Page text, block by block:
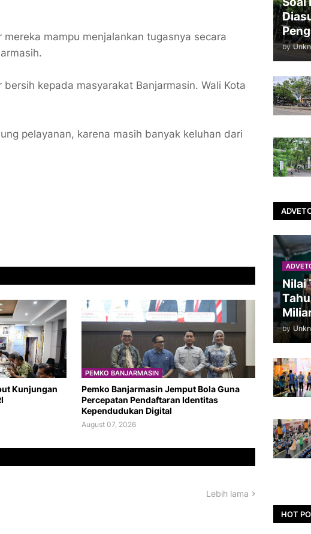
mampu menjalankan tugasnya secara
kepada masyarakat Banjarmasin. Wali Kota
pelayanan, karena masih banyak keluhan dari
Kunjungan
PEMKO BANJARMASIN
Pemko Banjarmasin Jemput Bola Guna
Percepatan Pendaftaran Identitas
Kependudukan Digital
August 07, 2026
Lebih lama
by
Nilai
by
HOT